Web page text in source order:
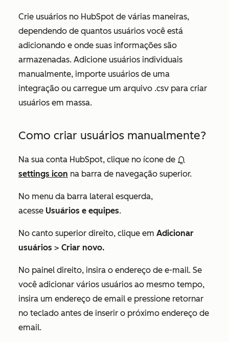
Crie usuários no HubSpot de várias maneiras,
dependendo de quantos usuários você está
adicionando e onde suas informações são
armazenadas. Adicione usuários individuais
manualmente, importe usuários de uma
integração ou carregue um arquivo .csv para criar
usuários em massa.
Como criar usuários manualmente?
Na sua conta HubSpot, clique no ícone de
settings icon na barra de navegação superior.
No menu da barra lateral esquerda,
acesse Usuários e equipes.
No canto superior direito, clique em Adicionar
usuários > Criar novo.
No painel direito, insira o endereço de e-mail. Se
você adicionar vários usuários ao mesmo tempo,
insira um endereço de email e pressione retornar
no teclado antes de inserir o próximo endereço de
email.